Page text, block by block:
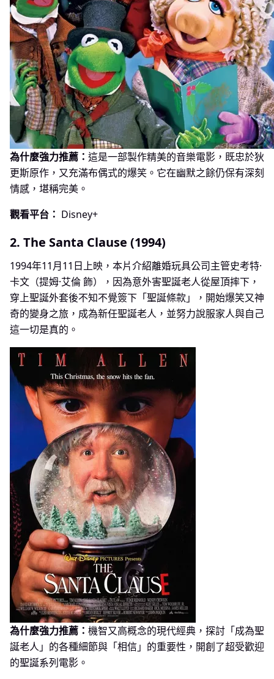
為什麼強力推薦： 這是一部製作精美的音樂電影，既忠於狄
更斯原作，又充滿布偶式的爆笑。它在幽默之餘仍保有深刻
情感，堪稱完美。
觀看平台： Disney+
2. The Santa Clause (1994)
1994年11月11日上映，本片介紹離婚玩具公司主管史考特·
卡文（提姆·艾倫 飾），因為意外害聖誕老人從屋頂摔下，
穿上聖誕外套後不知不覺簽下「聖誕條款」，開始爆笑又神
奇的變身之旅，成為新任聖誕老人，並努力說服家人與自己
這一切是真的。
為什麼強力推薦： 機智又高概念的現代經典，探討「成為聖
誕老人」的各種細節與「相信」的重要性，開創了超受歡迎
的聖誕系列電影。